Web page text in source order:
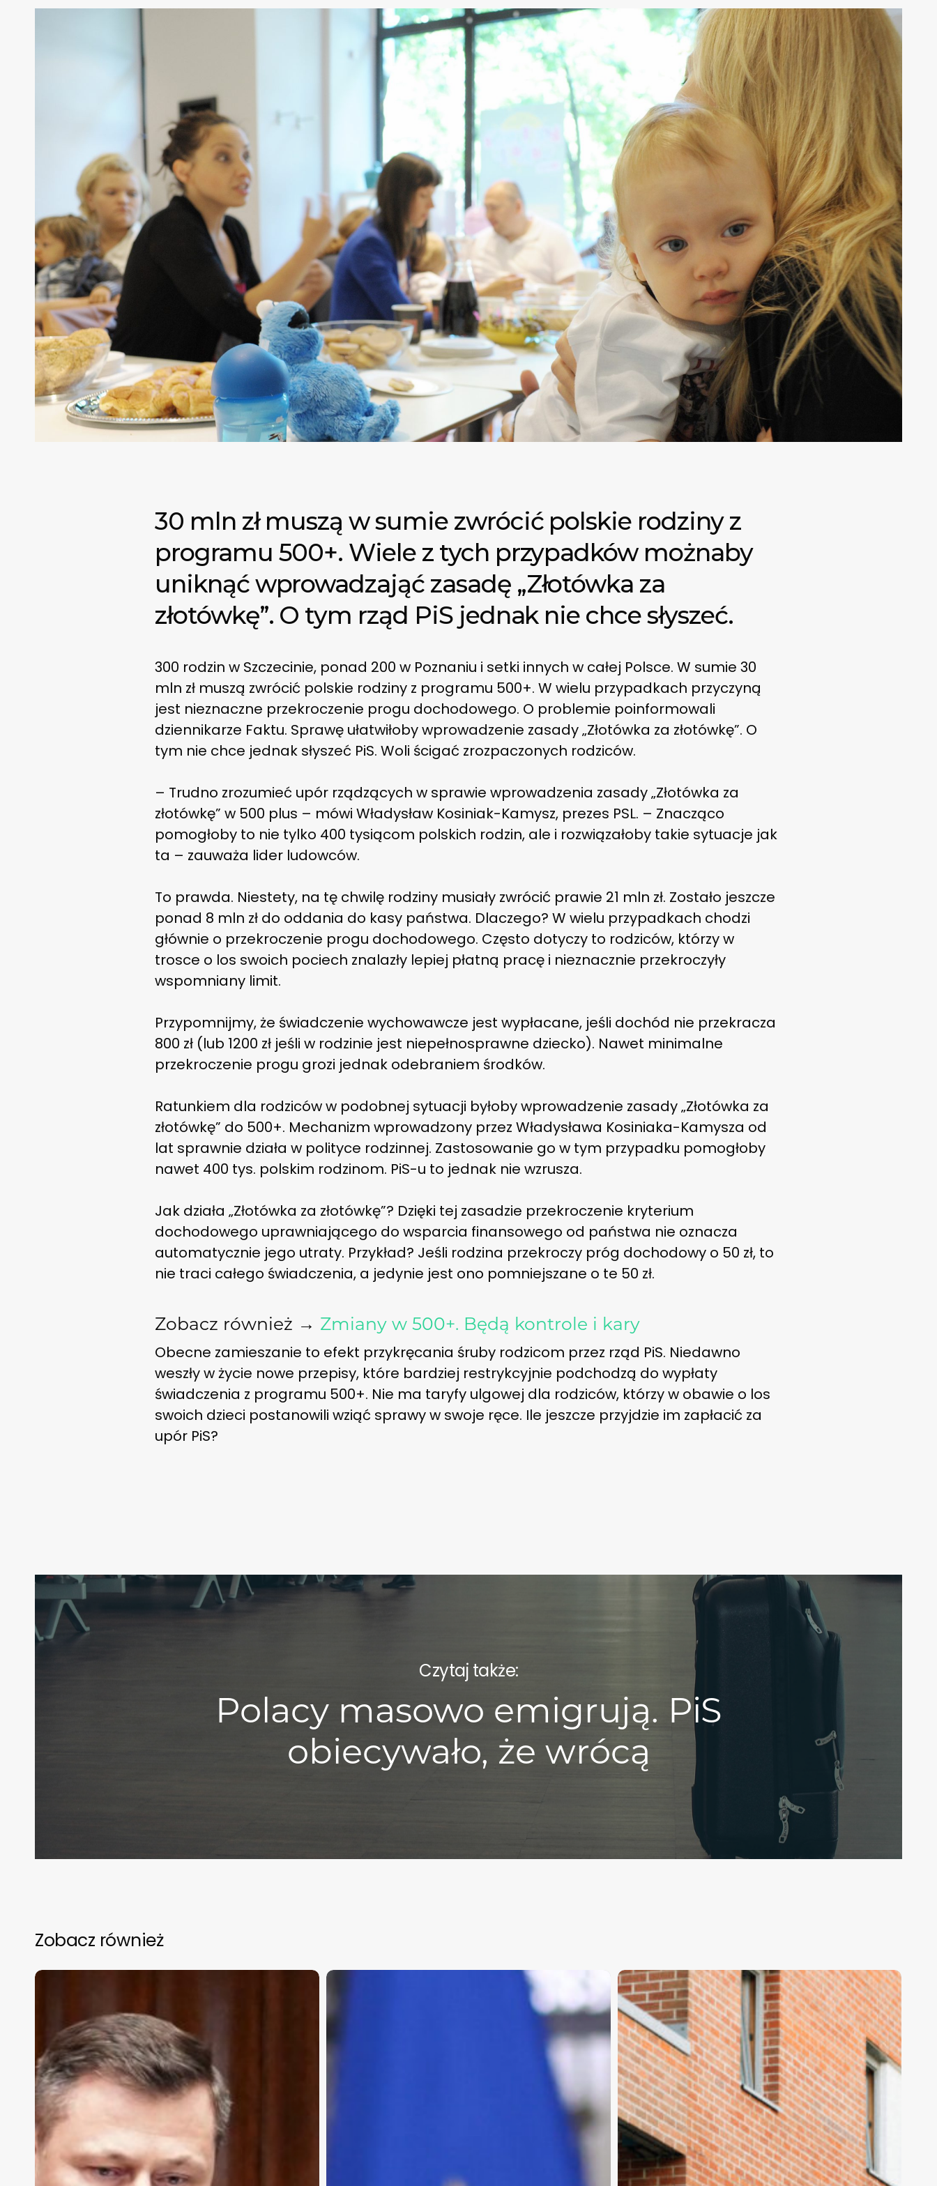
30 mln zł muszą w sumie zwrócić polskie rodziny z
programu 500+. Wiele z tych przypadków możnaby
uniknąć wprowadzająć zasadę „Złotówka za
złotówkę”. O tym rząd PiS jednak nie chce słyszeć.
300 rodzin w Szczecinie, ponad 200 w Poznaniu i setki innych w całej Polsce. W sumie 30
mln zł muszą zwrócić polskie rodziny z programu 500+. W wielu przypadkach przyczyną
jest nieznaczne przekroczenie progu dochodowego. O problemie poinformowali
dziennikarze Faktu. Sprawę ułatwiłoby wprowadzenie zasady „Złotówka za złotówkę”. O
tym nie chce jednak słyszeć PiS. Woli ścigać zrozpaczonych rodziców.
– Trudno zrozumieć upór rządzących w sprawie wprowadzenia zasady „Złotówka za
złotówkę” w 500 plus – mówi Władysław Kosiniak-Kamysz, prezes PSL. – Znacząco
pomogłoby to nie tylko 400 tysiącom polskich rodzin, ale i rozwiązałoby takie sytuacje jak
ta – zauważa lider ludowców.
To prawda. Niestety, na tę chwilę rodziny musiały zwrócić prawie 21 mln zł. Zostało jeszcze
ponad 8 mln zł do oddania do kasy państwa. Dlaczego? W wielu przypadkach chodzi
głównie o przekroczenie progu dochodowego. Często dotyczy to rodziców, którzy w
trosce o los swoich pociech znalazły lepiej płatną pracę i nieznacznie przekroczyły
wspomniany limit.
Przypomnijmy, że świadczenie wychowawcze jest wypłacane, jeśli dochód nie przekracza
800 zł (lub 1200 zł jeśli w rodzinie jest niepełnosprawne dziecko). Nawet minimalne
przekroczenie progu grozi jednak odebraniem środków.
Ratunkiem dla rodziców w podobnej sytuacji byłoby wprowadzenie zasady „Złotówka za
złotówkę” do 500+. Mechanizm wprowadzony przez Władysława Kosiniaka-Kamysza od
lat sprawnie działa w polityce rodzinnej. Zastosowanie go w tym przypadku pomogłoby
nawet 400 tys. polskim rodzinom. PiS-u to jednak nie wzrusza.
Jak działa „Złotówka za złotówkę”? Dzięki tej zasadzie przekroczenie kryterium
dochodowego uprawniającego do wsparcia finansowego od państwa nie oznacza
automatycznie jego utraty. Przykład? Jeśli rodzina przekroczy próg dochodowy o 50 zł, to
nie traci całego świadczenia, a jedynie jest ono pomniejszane o te 50 zł.
Zobacz również → Zmiany w 500+. Będą kontrole i kary
Obecne zamieszanie to efekt przykręcania śruby rodzicom przez rząd PiS. Niedawno
weszły w życie nowe przepisy, które bardziej restrykcyjnie podchodzą do wypłaty
świadczenia z programu 500+. Nie ma taryfy ulgowej dla rodziców, którzy w obawie o los
swoich dzieci postanowili wziąć sprawy w swoje ręce. Ile jeszcze przyjdzie im zapłacić za
upór PiS?
Czytaj także:
Polacy masowo emigrują. PiS
obiecywało, że wrócą
Zobacz również